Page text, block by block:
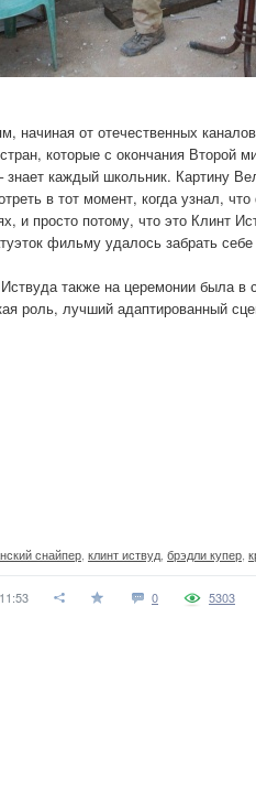
начиная от отечественных
которые с окончания Второй
каждый школьник. Картину
в тот момент, когда узнал,
и просто потому, что это Клинт
фильму удалось забрать
также на церемонии была в
роль, лучший адаптированный
снайпер клинт иствуд брэдли купер
0 5303